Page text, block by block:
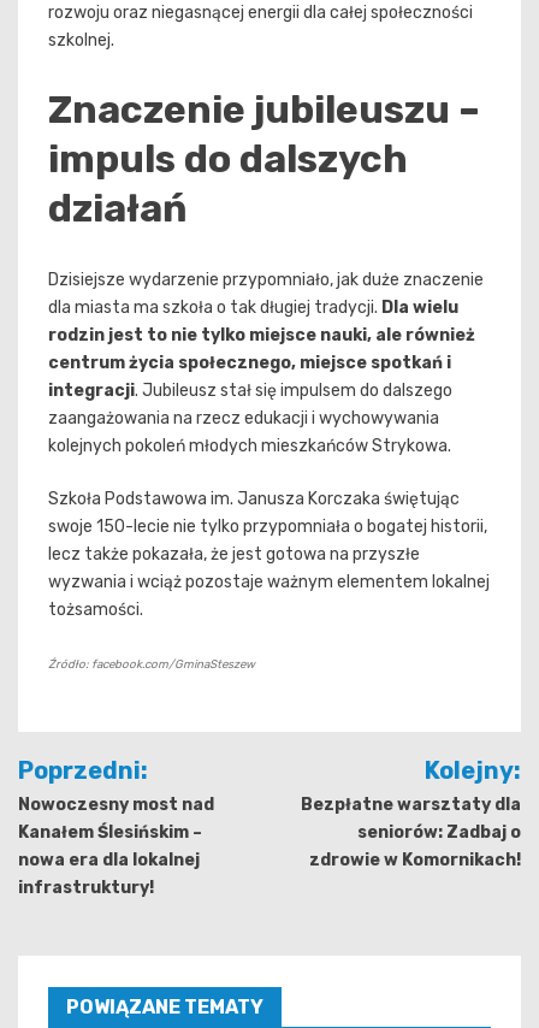
rozwoju oraz niegasnącej energii dla całej społeczności
szkolnej.
Znaczenie jubileuszu –
impuls do dalszych
działań
Dzisiejsze wydarzenie przypomniało, jak duże znaczenie
dla miasta ma szkoła o tak długiej tradycji. Dla wielu
rodzin jest to nie tylko miejsce nauki, ale również
centrum życia społecznego, miejsce spotkań i
integracji. Jubileusz stał się impulsem do dalszego
zaangażowania na rzecz edukacji i wychowywania
kolejnych pokoleń młodych mieszkańców Strykowa.
Szkoła Podstawowa im. Janusza Korczaka świętując
swoje 150-lecie nie tylko przypomniała o bogatej historii,
lecz także pokazała, że jest gotowa na przyszłe
wyzwania i wciąż pozostaje ważnym elementem lokalnej
tożsamości.
Źródło: facebook.com/GminaSteszew
Nawigacja
wpisu
Poprzedni:
Nowoczesny most nad
Kanałem Ślesińskim –
nowa era dla lokalnej
infrastruktury!
Kolejny:
Bezpłatne warsztaty dla
seniorów: Zadbaj o
zdrowie w Komornikach!
POWIĄZANE TEMATY